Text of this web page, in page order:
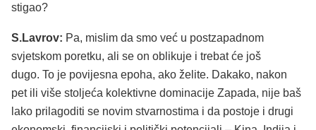
stigao?
S.Lavrov: Pa, mislim da smo već u postzapadnom
svjetskom poretku, ali se on oblikuje i trebat će još
dugo. To je povijesna epoha, ako želite. Dakako, nakon
pet ili više stoljeća kolektivne dominacije Zapada, nije baš
lako prilagoditi se novim stvarnostima i da postoje i drugi